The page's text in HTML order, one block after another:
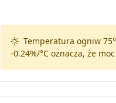
Temperatura ogniw
-0.24%/°Coznacza, że